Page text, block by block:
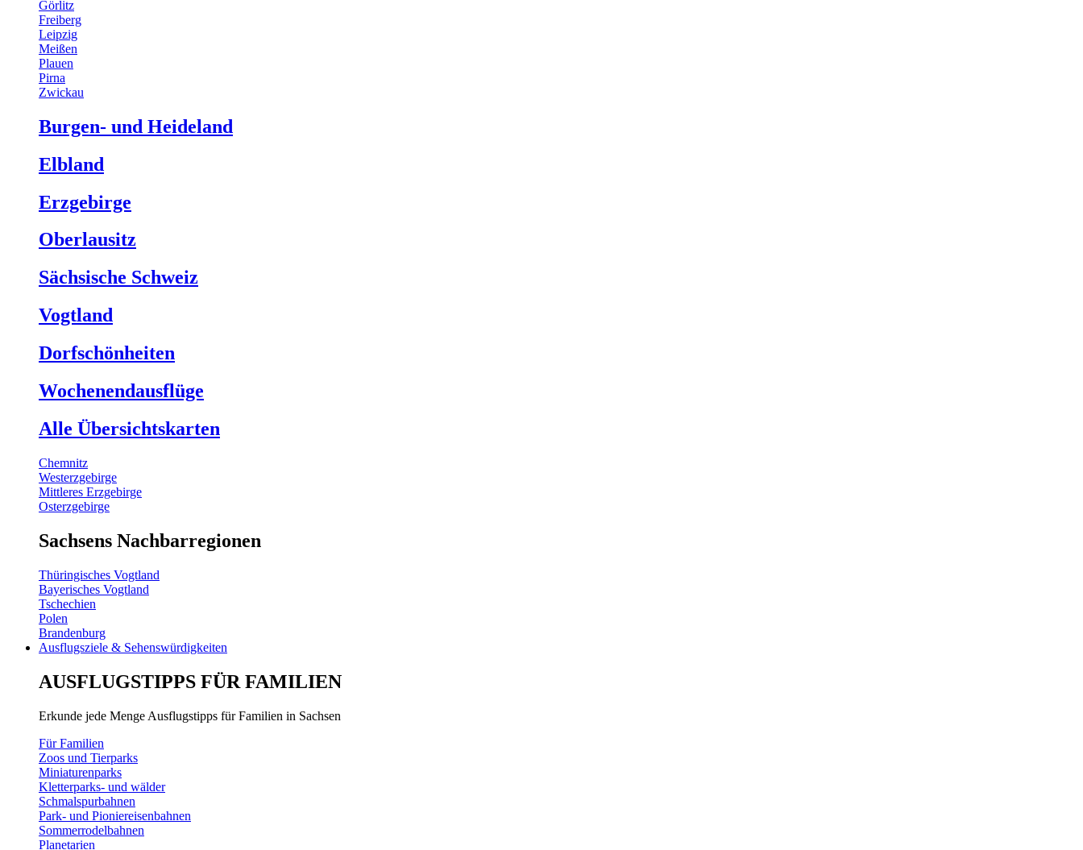
Görlitz
Freiberg
Leipzig
Meißen
Plauen
Pirna
Zwickau
Burgen- und Heideland
Elbland
Erzgebirge
Oberlausitz
Sächsische Schweiz
Vogtland
Dorfschönheiten
Wochenendausflüge
Alle Übersichtskarten
Chemnitz
Westerzgebirge
Mittleres Erzgebirge
Osterzgebirge
Sachsens Nachbarregionen
Thüringisches Vogtland
Bayerisches Vogtland
Tschechien
Polen
Brandenburg
Ausflugsziele & Sehenswürdigkeiten
AUSFLUGSTIPPS FÜR FAMILIEN
Erkunde jede Menge Ausflugstipps für Familien in Sachsen
Für Familien
Zoos und Tierparks
Miniaturenparks
Kletterparks- und wälder
Schmalspurbahnen
Park- und Pioniereisenbahnen
Sommerrodelbahnen
Planetarien